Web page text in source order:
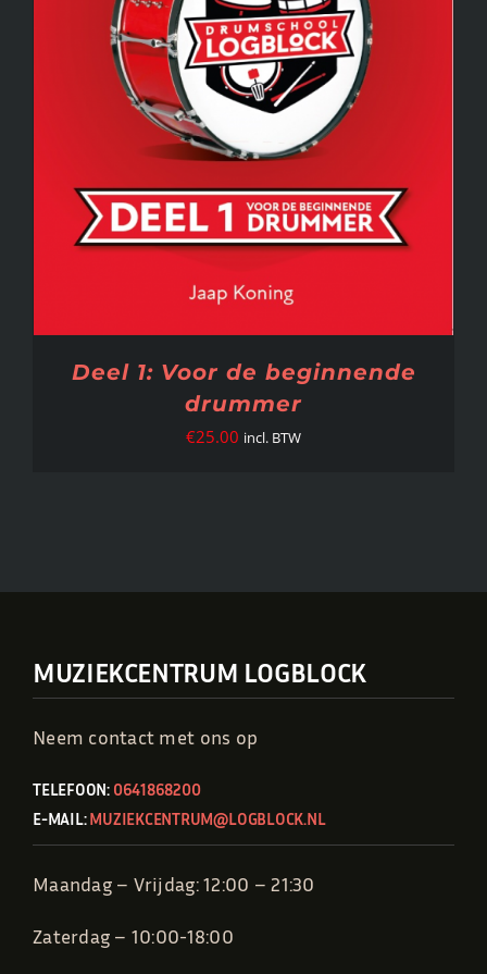
Deel 1: Voor de beginnende
drummer
€25.00 incl. BTW
MUZIEKCENTRUM LOGBLOCK
Neem contact met ons op
TELEFOON: 0641868200
E-MAIL:MUZIEKCENTRUM@LOGBLOCK.NL
Maandag – Vrijdag: 12:00 – 21:30
Zaterdag – 10:00-18:00